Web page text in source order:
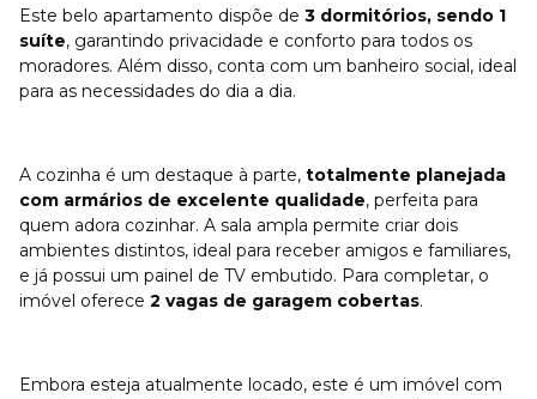
Este belo apartamento dispõe de 3 dormitórios, sendo 1
suíte, garantindo privacidade e conforto para todos os
moradores. Além disso, conta com um banheiro social, ideal
para as necessidades do dia a dia.
A cozinha é um destaque à parte, totalmente planejada
com armários de excelente qualidade, perfeita para
quem adora cozinhar. A sala ampla permite criar dois
ambientes distintos, ideal para receber amigos e familiares,
e já possui um painel de TV embutido. Para completar, o
imóvel oferece 2 vagas de garagem cobertas.
Embora esteja atualmente locado, este é um imóvel com